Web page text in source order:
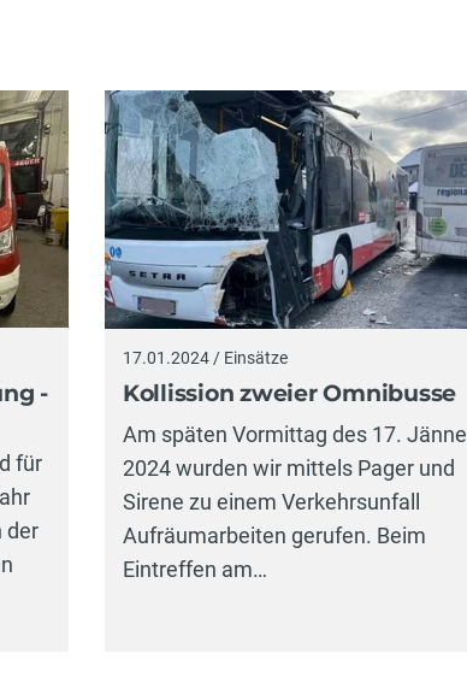
-
für
der
17.01.2024 / Einsätze
Kollission zweier Omnibusse
Am späten Vormittag des 17.
2024 wurden wir mittels Pager und
Sirene zu einem Verkehrsunfall
Aufräumarbeiten gerufen. Beim
Eintreffen am…